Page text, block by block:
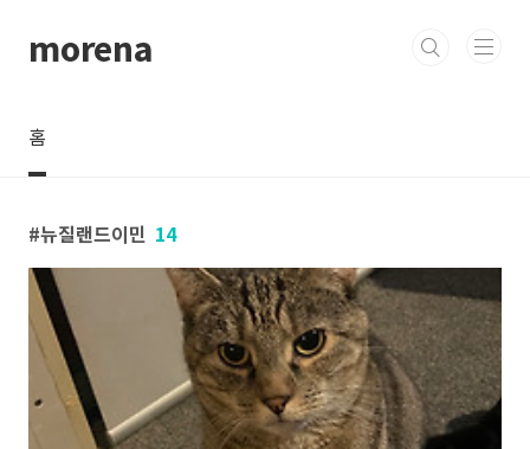
morena
홈
뉴질랜드이민 14